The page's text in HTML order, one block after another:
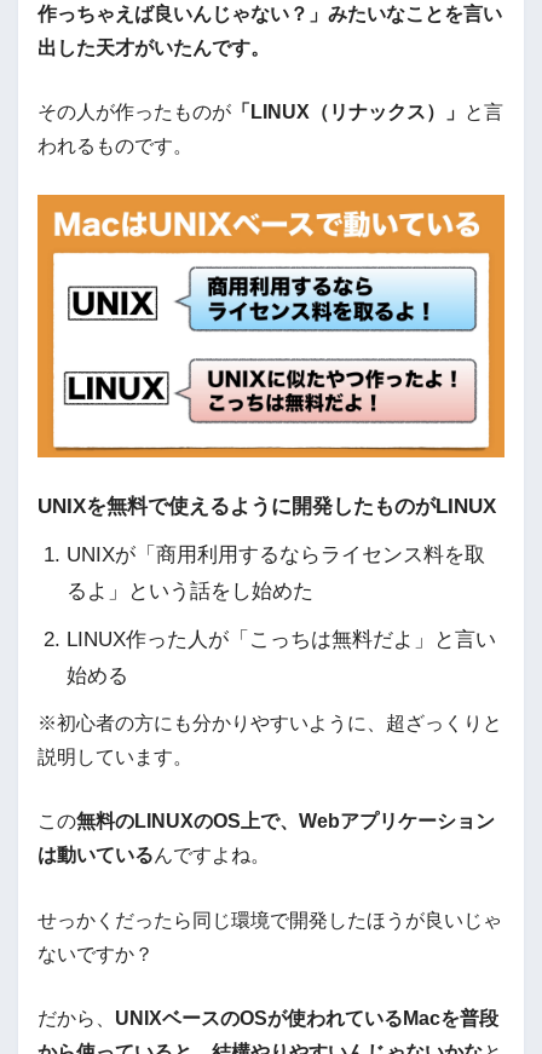
作っちゃえば良いんじゃない？」みたいなことを言い
出した天才がいたんです。
その人が作ったものが 「LINUX（リナックス）」 と言
われるものです。
UNIXを無料で使えるように開発したものがLINUX
UNIXが「商用利用するならライセンス料を取
るよ」という話をし始めた
LINUX作った人が「こっちは無料だよ」と言い
始める
※初心者の方にも分かりやすいように、超ざっくりと
説明しています。
この無料のLINUXのOS上で、Webアプリケーション
は動いているんですよね。
せっかくだったら同じ環境で開発したほうが良いじゃ
ないですか？
だから、 UNIXベースのOSが使われているMacを普段